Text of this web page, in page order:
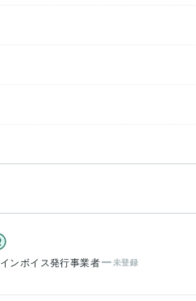
インボイス発行事業者 未登録